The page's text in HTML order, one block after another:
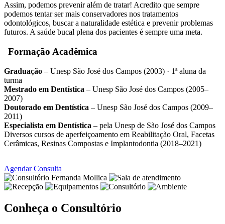
Assim, podemos prevenir além de tratar! Acredito que sempre
podemos tentar ser mais conservadores nos tratamentos
odontológicos, buscar a naturalidade estética e prevenir problemas
futuros. A saúde bucal plena dos pacientes é sempre uma meta.
Formação Acadêmica
Graduação – Unesp São José dos Campos (2003) · 1ª aluna da
turma
Mestrado em Dentística – Unesp São José dos Campos (2005–
2007)
Doutorado em Dentística – Unesp São José dos Campos (2009–
2011)
Especialista em Dentística – pela Unesp de São José dos Campos
Diversos cursos de aperfeiçoamento em Reabilitação Oral, Facetas
Cerâmicas, Resinas Compostas e Implantodontia (2018–2021)
Agendar Consulta
Conheça o Consultório